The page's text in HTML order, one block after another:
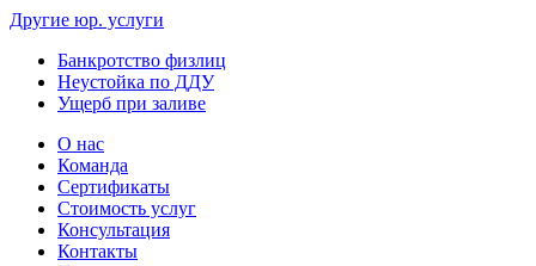
Другие юр. услуги
Банкротство физлиц
Неустойка по ДДУ
Ущерб при заливе
О нас
Команда
Сертификаты
Стоимость услуг
Консультация
Контакты